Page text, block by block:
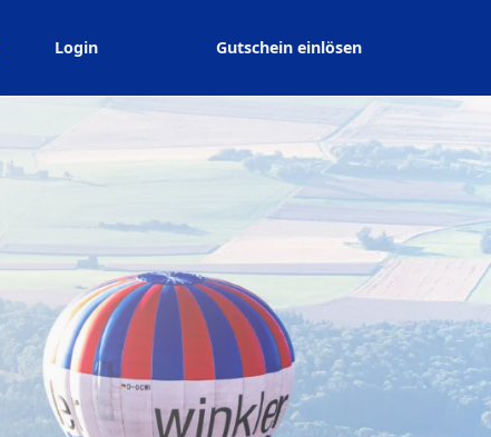
Login Gutschein einlösen